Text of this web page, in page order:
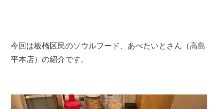
今回は板橋区民のソウルフード、あぺたいとさん（高島
平本店）の紹介です。